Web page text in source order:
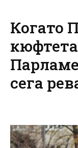
Когато
сега